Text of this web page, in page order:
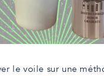
le voile sur une